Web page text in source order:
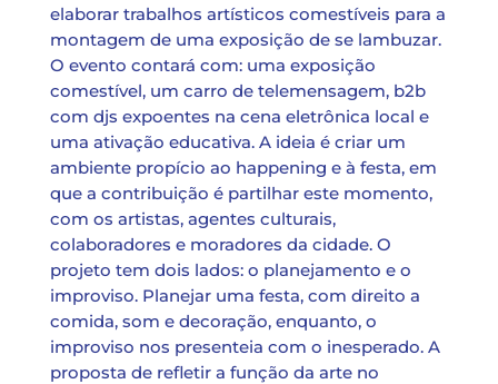
elaborar trabalhos artísticos comestíveis para a
montagem de uma exposição de se lambuzar.
O evento contará com: uma exposição
comestível, um carro de telemensagem, b2b
com djs expoentes na cena eletrônica local e
uma ativação educativa. A ideia é criar um
ambiente propício ao happening e à festa, em
que a contribuição é partilhar este momento,
com os artistas, agentes culturais,
colaboradores e moradores da cidade. O
projeto tem dois lados: o planejamento e o
improviso. Planejar uma festa, com direito a
comida, som e decoração, enquanto, o
improviso nos presenteia com o inesperado. A
proposta de refletir a função da arte no